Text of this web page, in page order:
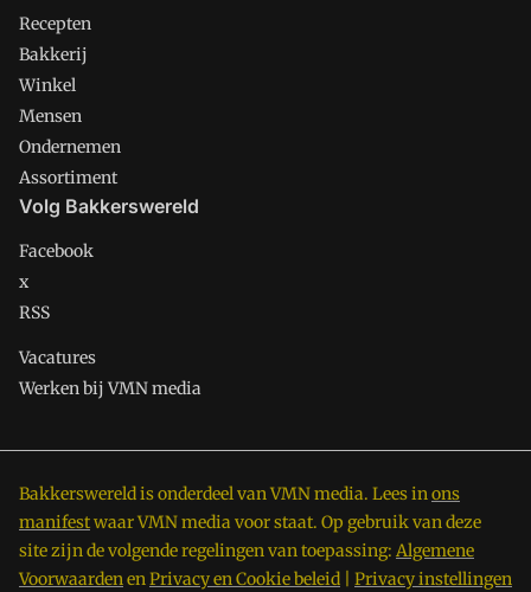
Recepten
Bakkerij
Winkel
Mensen
Ondernemen
Assortiment
Volg Bakkerswereld
Facebook
x
RSS
Vacatures
Werken bij VMN media
Bakkerswereld is onderdeel van VMN media. Lees inons
manifestwaar VMN media voor staat. Op gebruik van deze
site zijn de volgende regelingen van toepassing: Algemene
VoorwaardenenPrivacy en Cookie beleid Privacy instellingen